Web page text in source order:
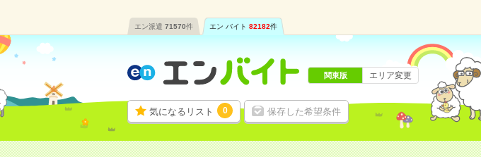
エン派遣 71570件 エン バイト 82182件
気になるリスト 0 保存した希望条件
関東版 エリア変更